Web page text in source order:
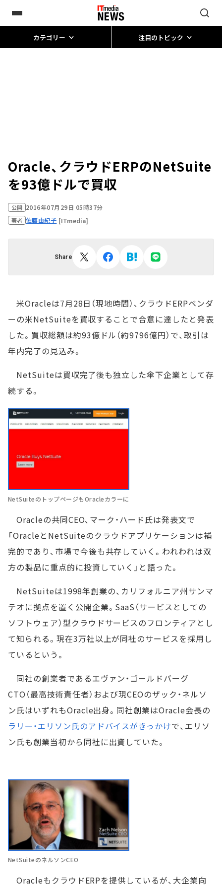
カテゴリー 注目のトピック
Oracle、クラウドERPのNetSuite
を93億ドルで買収
公開 2016年07月29日 05時37分
著者 佐藤由紀子 [ITmedia]
Share
米Oracleは7月28日（現地時間）、クラウドERPベンダ
ーの米NetSuiteを買収することで合意に達したと発表
した。買収総額は約93億ドル（約9796億円）で、取引は
年内完了の見込み。
NetSuiteは買収完了後も独立した傘下企業として存
続する。
NetSuiteのトップページもOracleカラーに
Oracleの共同CEO、マーク・ハード氏は発表文で
「OracleとNetSuiteのクラウドアプリケーションは補
完的であり、市場で今後も共存していく。われわれは双
方の製品に重点的に投資していく」と語った。
NetSuiteは1998年創業の、カリフォルニア州サンマ
テオに拠点を置く公開企業。SaaS（サービスとしての
ソフトウェア）型クラウドサービスのフロンティアとし
て知られる。現在3万社以上が同社のサービスを採用し
ているという。
同社の創業者であるエヴァン・ゴールドバーグ
CTO（最高技術責任者）および現CEOのザック・ネルソ
ン氏はいずれもOracle出身。同社創業はOracle会長の
ラリー・エリソン氏のアドバイスがきっかけで、エリソ
ン氏も創業当初から同社に出資していた。
NetSuiteのネルソンCEO
OracleもクラウドERPを提供しているが、大企業向